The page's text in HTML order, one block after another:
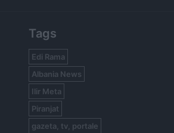
Tags
Edi Rama
Albania News
Ilir Meta
Piranjat
gazeta, tv, portale